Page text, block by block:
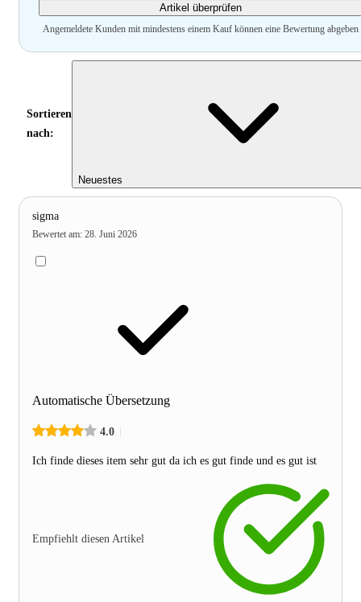
Artikel überprüfen
Angemeldete Kunden mit mindestens einem Kauf können eine Bewertung abgeben
Sortieren
nach:
Neuestes
sigma
Bewertet am: 28. Juni 2026
Automatische Übersetzung
4.0
Ich finde dieses item sehr gut da ich es gut finde und es gut ist
Empfiehlt diesen Artikel